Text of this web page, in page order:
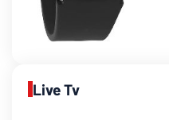
Live Tv